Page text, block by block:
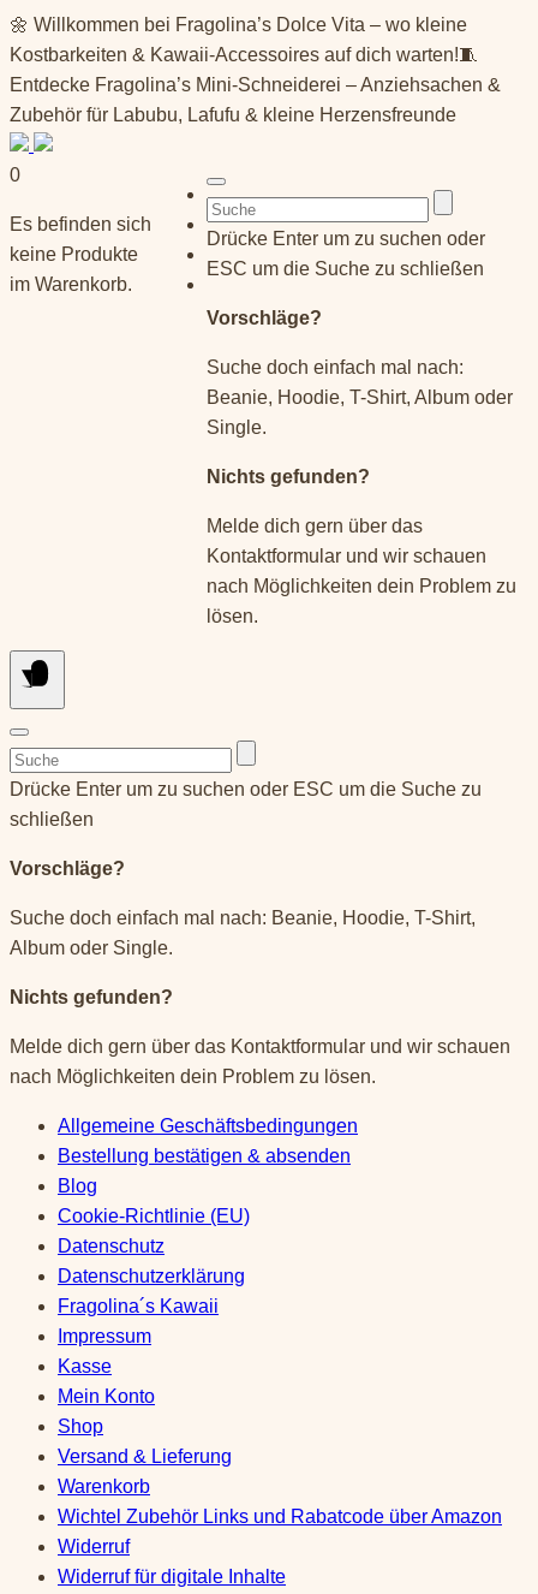
Springe
zum
Inhalt
🌼 Willkommen bei Fragolina’s Dolce Vita – wo kleine
Kostbarkeiten & Kawaii-Accessoires auf dich warten!🧵
Entdecke Fragolina’s Mini-Schneiderei – Anziehsachen &
Zubehör für Labubu, Lafufu & kleine Herzensfreunde
0
Es befinden sich
keine Produkte
im Warenkorb.
Suchen
nach:
Drücke Enter um zu suchen oder
ESC um die Suche zu schließen
Vorschläge?
Suche doch einfach mal nach:
Beanie, Hoodie, T-Shirt, Album oder
Single.
Nichts gefunden?
Melde dich gern über das
Kontaktformular und wir schauen
nach Möglichkeiten dein Problem zu
lösen.
Suchen
nach:
Drücke Enter um zu suchen oder ESC um die Suche zu
schließen
Vorschläge?
Suche doch einfach mal nach: Beanie, Hoodie, T-Shirt,
Album oder Single.
Nichts gefunden?
Melde dich gern über das Kontaktformular und wir schauen
nach Möglichkeiten dein Problem zu lösen.
Allgemeine Geschäftsbedingungen
Bestellung bestätigen & absenden
Blog
Cookie-Richtlinie (EU)
Datenschutz
Datenschutzerklärung
Fragolina´s Kawaii
Impressum
Kasse
Mein Konto
Shop
Versand & Lieferung
Warenkorb
Wichtel Zubehör Links und Rabatcode über Amazon
Widerruf
Widerruf für digitale Inhalte